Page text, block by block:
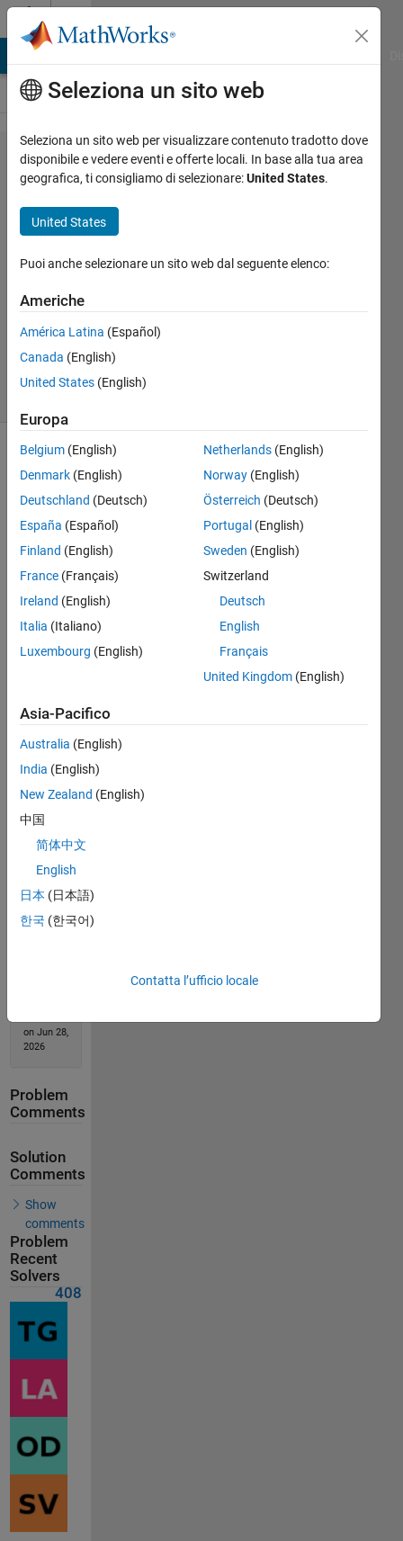
Vai al contenuto
Problem
2096.
Perfect
Square
or not
Rahul
Shinde
408
solvers
Given
input x
is
square
or not,if
yes
output
Solve
Solution
Solutions
on Jun 28,
2026
Problem
Comments
Solution
Comments
Show
comments
Problem
Recent
Solvers
408
Seleziona un sito web
Seleziona un sito web per visualizzare contenuto tradotto dove
disponibile e vedere eventi e offerte locali. In base alla tua area
geografica, ti consigliamo di selezionare:United States.
United States
Puoi anche selezionare un sito web dal seguente elenco:
Americhe
América Latina (Español)
Canada (English)
United States (English)
Europa
Belgium (English)
Denmark (English)
Deutschland (Deutsch)
España (Español)
Finland (English)
France (Français)
Ireland (English)
Italia (Italiano)
Luxembourg (English)
Netherlands (English)
Norway (English)
Österreich (Deutsch)
Portugal (English)
Sweden (English)
Switzerland
Deutsch
English
Français
United Kingdom (English)
Asia-Pacifico
Australia (English)
India (English)
New Zealand (English)
中国
简体中文
English
日本 (日本語)
한국 (한국어)
Contatta l’ufficio locale